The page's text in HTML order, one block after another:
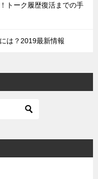
トーク履歴復活までの手
は？2019最新情報